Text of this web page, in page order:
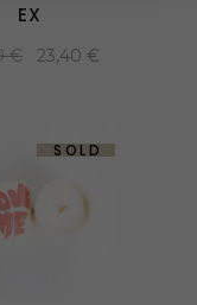
EX
€ 23,40 €
SOLD